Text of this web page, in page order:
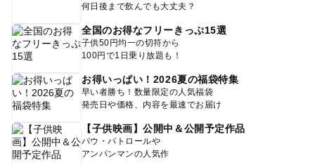
何日後まで飲んでも大丈夫？
全国のお得なフリーきっぷ15選
子供50円均一の切符から
100円で1日乗り放題も！
お得いっぱい！2026夏の福袋特集
早い者勝ち！数量限定の人気福袋
発売日や価格、内容を最速でお届け
【子供映画】公開中＆公開予定作品
パウ・パトロールや
アンパンマンの人気作